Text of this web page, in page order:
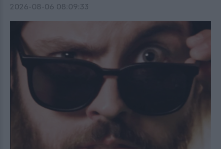
2026-08-06 08:09:33